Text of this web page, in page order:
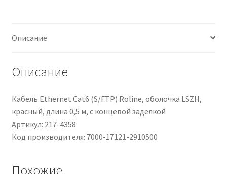
/
terminazione,
L.
Описание
Описание
Кабель Ethernet Cat6 (S/FTP) Roline, оболочка LSZH,
красный, длина 0,5 м, с концевой заделкой
Артикул: 217-4358
Код производителя: 7000-17121-2910500
Похожие